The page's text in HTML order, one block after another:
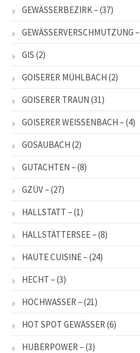
GEWÄSSERBEZIRK –(37)
GEWÄSSERVERSCHMUTZUNG –
GIS (2)
GOISERER MÜHLBACH (2)
GOISERER TRAUN (31)
GOISERER WEISSENBACH –(4)
GOSAUBACH (2)
GUTACHTEN –(8)
GZÜV –(27)
HALLSTATT –(1)
HALLSTÄTTERSEE –(8)
HAUTE CUISINE –(24)
HECHT –(3)
HOCHWASSER –(21)
HOT SPOT GEWÄSSER (6)
HUBERPOWER –(3)